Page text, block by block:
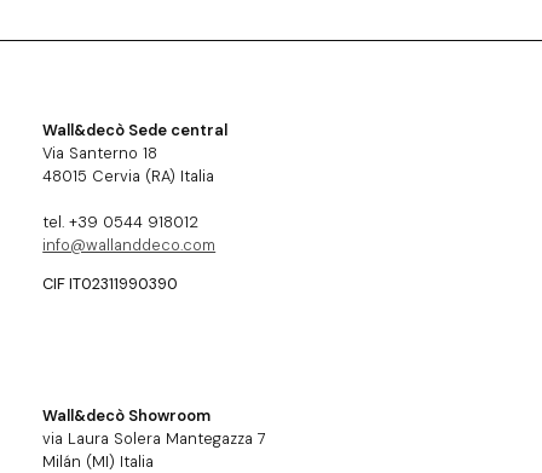
Wall&decò Sede central
Via Santerno 18
48015 Cervia (RA) Italia
tel. +39 0544 918012
info@wallanddeco.com
CIF IT02311990390
Wall&decò Showroom
via Laura Solera Mantegazza 7
Milán (MI) Italia